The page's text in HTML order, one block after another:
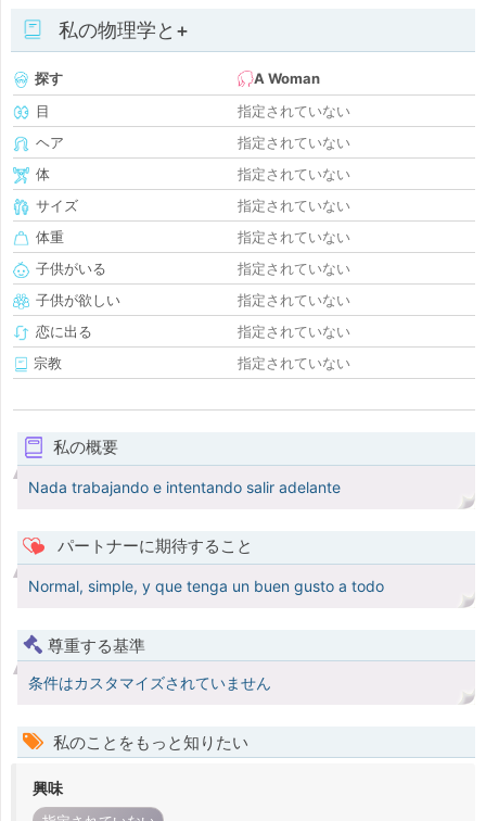
私の物理学と+
探す
A Woman
目
指定されていない
ヘア
指定されていない
体
指定されていない
サイズ
指定されていない
体重
指定されていない
子供がいる
指定されていない
子供が欲しい
指定されていない
恋に出る
指定されていない
宗教
指定されていない
私の概要
Nada trabajando e intentando salir adelante
パートナーに期待すること
Normal, simple, y que tenga un buen gusto a todo
尊重する基準
条件はカスタマイズされていません
私のことをもっと知りたい
興味